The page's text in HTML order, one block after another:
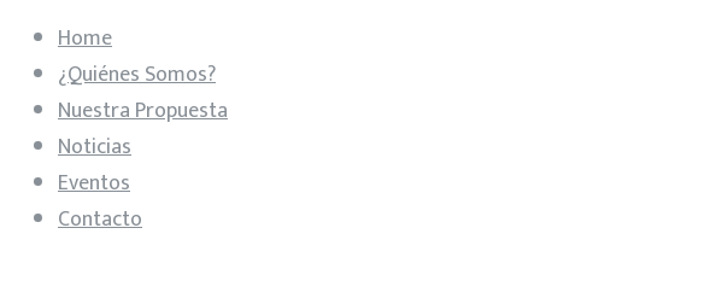
Home
¿Quiénes Somos?
Nuestra Propuesta
Noticias
Eventos
Contacto